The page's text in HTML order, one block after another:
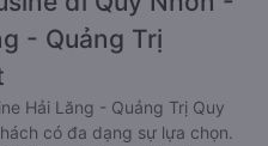
- Quảng Trị
Hải Lăng - Quảng Trị Quy
có đa dạng sự lựa chọn.